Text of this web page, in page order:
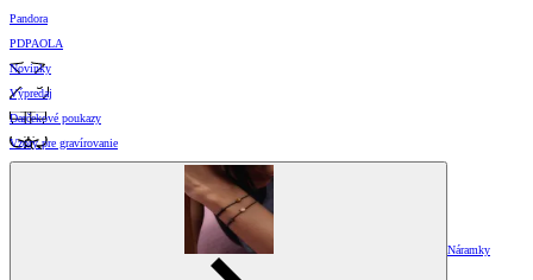
Pandora
PDPAOLA
Novinky
Výpredaj
Darčekové poukazy
Vzory pre gravírovanie
Náramky